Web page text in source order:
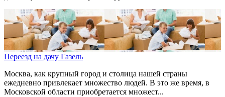
Переезд на дачу Газель
Москва, как крупный город и столица нашей страны
ежедневно привлекает множество людей. В это же время, в
Московской области приобретается множест...